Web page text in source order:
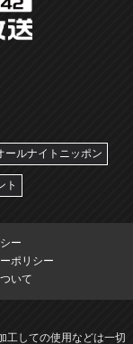
ールナイトニッポン
ト
ー
ポリシー
いて
工しての使用などは一切